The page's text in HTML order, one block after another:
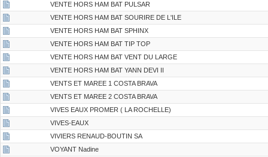
VENTE HORS HAM BAT PULSAR
VENTE HORS HAM BAT SOURIRE DE L'ILE
VENTE HORS HAM BAT SPHINX
VENTE HORS HAM BAT TIP TOP
VENTE HORS HAM BAT VENT DU LARGE
VENTE HORS HAM BAT YANN DEVI II
VENTS ET MAREE 1 COSTA BRAVA
VENTS ET MAREE 2 COSTA BRAVA
VIVES EAUX PROMER ( LA ROCHELLE)
VIVES-EAUX
VIVIERS RENAUD-BOUTIN SA
VOYANT Nadine